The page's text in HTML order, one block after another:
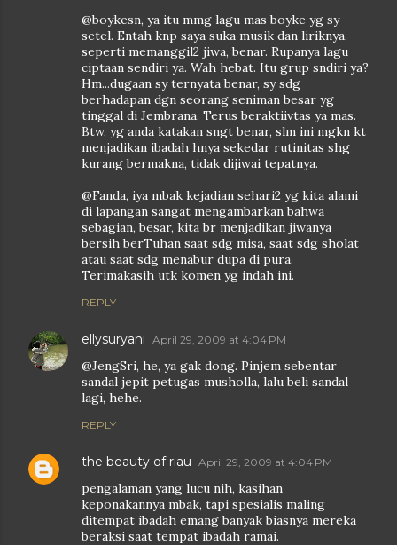
@boykesn, ya itu mmg lagu mas boyke yg sy
setel. Entah knp saya suka musik dan liriknya,
seperti memanggil2 jiwa, benar. Rupanya lagu
ciptaan sendiri ya. Wah hebat. Itu grup sndiri ya?
Hm...dugaan sy ternyata benar, sy sdg
berhadapan dgn seorang seniman besar yg
tinggal di Jembrana. Terus beraktiivtas ya mas.
Btw, yg anda katakan sngt benar, slm ini mgkn kt
menjadikan ibadah hnya sekedar rutinitas shg
kurang bermakna, tidak dijiwai tepatnya.
@Fanda, iya mbak kejadian sehari2 yg kita alami
di lapangan sangat mengambarkan bahwa
sebagian, besar, kita br menjadikan jiwanya
bersih berTuhan saat sdg misa, saat sdg sholat
atau saat sdg menabur dupa di pura.
Terimakasih utk komen yg indah ini.
REPLY
ellysuryani April 29, 2009 at 4:04 PM
@JengSri, he, ya gak dong. Pinjem sebentar
sandal jepit petugas musholla, lalu beli sandal
lagi, hehe.
REPLY
the beauty of riau April 29, 2009 at 4:04 PM
pengalaman yang lucu nih, kasihan
keponakannya mbak, tapi spesialis maling
ditempat ibadah emang banyak biasnya mereka
beraksi saat tempat ibadah ramai.